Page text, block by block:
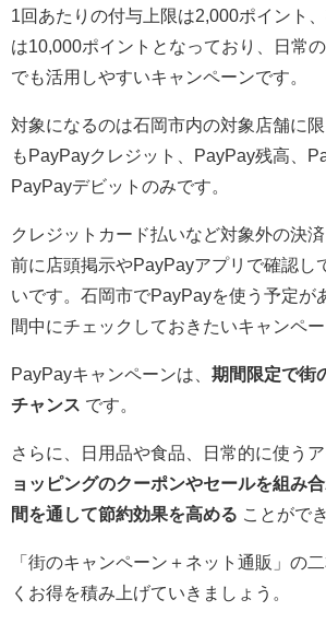
1回あたりの付与上限は2,000ポイント
は10,000ポイントとなっており、日常
でも活用しやすいキャンペーンです。
対象になるのは石岡市内の対象店舗に
もPayPayクレジット、PayPay残高、
PayPayデビットのみです。
クレジットカード払いなど対象外の決
前に店頭掲示やPayPayアプリで確認し
いです。石岡市でPayPayを使う予定が
間中にチェックしておきたいキャンペー
PayPayキャンペーンは、 期間限定で街
チャンス です。
さらに、日用品や食品、日常的に使う
ョッピングのクーポンやセールを組み
間を通して節約効果を高める ことがで
「街のキャンペーン＋ネット通販」の
くお得を積み上げていきましょう。